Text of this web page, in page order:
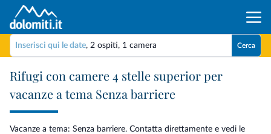
Inserisci qui le date, 2 ospiti, 1 camera Cerca
Rifugi con camere 4 stelle superior per
vacanze a tema Senza barriere
Vacanze a tema: Senza barriere. Contatta direttamente e vedi le